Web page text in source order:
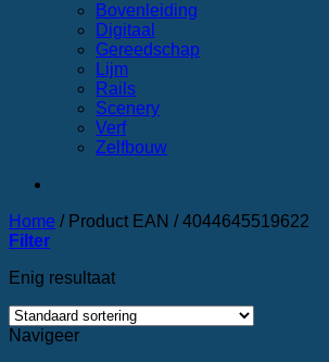
Bovenleiding
Digitaal
Gereedschap
Lijm
Rails
Scenery
Verf
Zelfbouw
Home /Product EAN /4044645519622
Filter
Enig resultaat
Navigeer